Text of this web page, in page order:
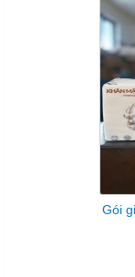
Gói